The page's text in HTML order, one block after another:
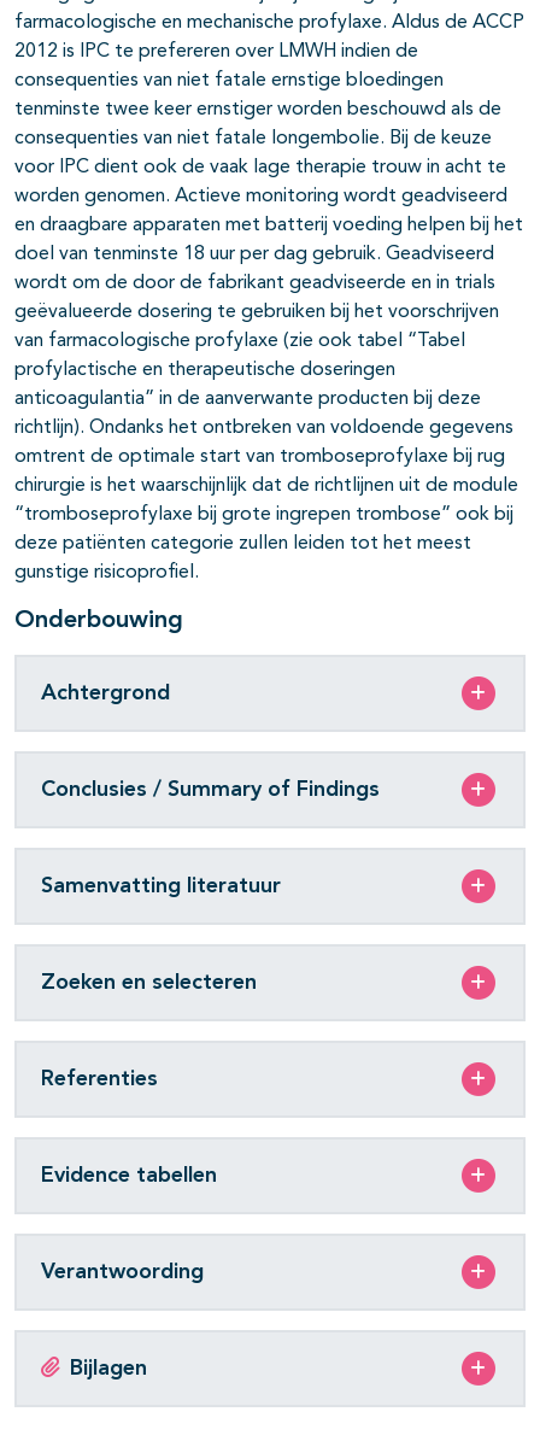
farmacologische en mechanische profylaxe. Aldus de ACCP
2012 is IPC te prefereren over LMWH indien de
consequenties van niet fatale ernstige bloedingen
tenminste twee keer ernstiger worden beschouwd als de
consequenties van niet fatale longembolie. Bij de keuze
voor IPC dient ook de vaak lage therapie trouw in acht te
worden genomen. Actieve monitoring wordt geadviseerd
en draagbare apparaten met batterij voeding helpen bij het
doel van tenminste 18 uur per dag gebruik. Geadviseerd
wordt om de door de fabrikant geadviseerde en in trials
geëvalueerde dosering te gebruiken bij het voorschrijven
van farmacologische profylaxe (zie ook tabel “Tabel
profylactische en therapeutische doseringen
anticoagulantia” in de aanverwante producten bij deze
richtlijn). Ondanks het ontbreken van voldoende gegevens
omtrent de optimale start van tromboseprofylaxe bij rug
chirurgie is het waarschijnlijk dat de richtlijnen uit de module
“tromboseprofylaxe bij grote ingrepen trombose” ook bij
deze patiënten categorie zullen leiden tot het meest
gunstige risicoprofiel.
Onderbouwing
Achtergrond
Conclusies / Summary of Findings
Samenvatting literatuur
Zoeken en selecteren
Referenties
Evidence tabellen
Verantwoording
Bijlagen